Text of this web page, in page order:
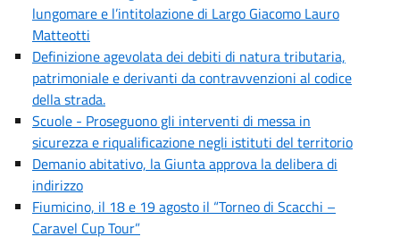
lungomare e l’intitolazione di Largo Giacomo Lauro
Matteotti
Definizione agevolata dei debiti di natura tributaria,
patrimoniale e derivanti da contravvenzioni al codice
della strada.
Scuole - Proseguono gli interventi di messa in
sicurezza e riqualificazione negli istituti del territorio
Demanio abitativo, la Giunta approva la delibera di
indirizzo
Fiumicino, il 18 e 19 agosto il “Torneo di Scacchi –
Caravel Cup Tour”